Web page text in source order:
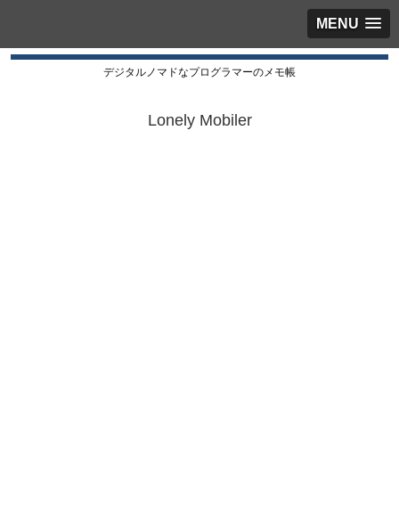
MENU
デジタルノマドなプログラマーのメモ帳
Lonely Mobiler